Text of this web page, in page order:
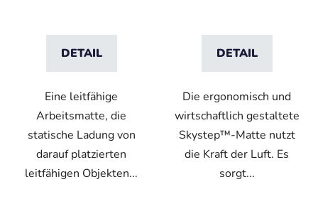
DETAIL
Eine leitfähige
Arbeitsmatte, die
statische Ladung von
darauf platzierten
leitfähigen Objekten...
DETAIL
Die ergonomisch und
wirtschaftlich gestaltete
Skystep™-Matte nutzt
die Kraft der Luft. Es
sorgt...